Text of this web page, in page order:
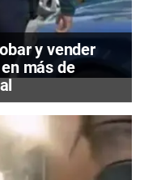
y vender
más de